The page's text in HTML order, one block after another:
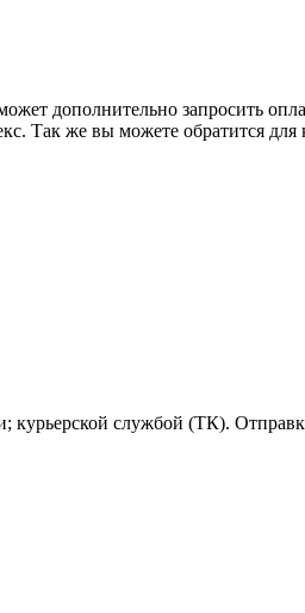
дополнительно запросить
Так же вы можете обратится
службой (ТК).